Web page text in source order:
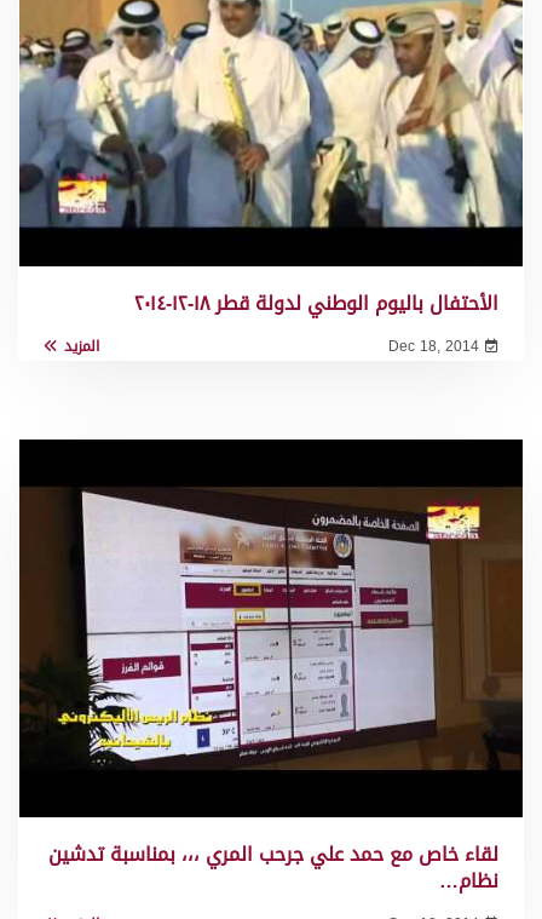
الأحتفال باليوم الوطني لدولة قطر ١٨-١٢-٢٠١٤
Dec 18, 2014 المزيد
لقاء خاص مع حمد علي جرحب المري ،،، بمناسبة تدشين
نظام…